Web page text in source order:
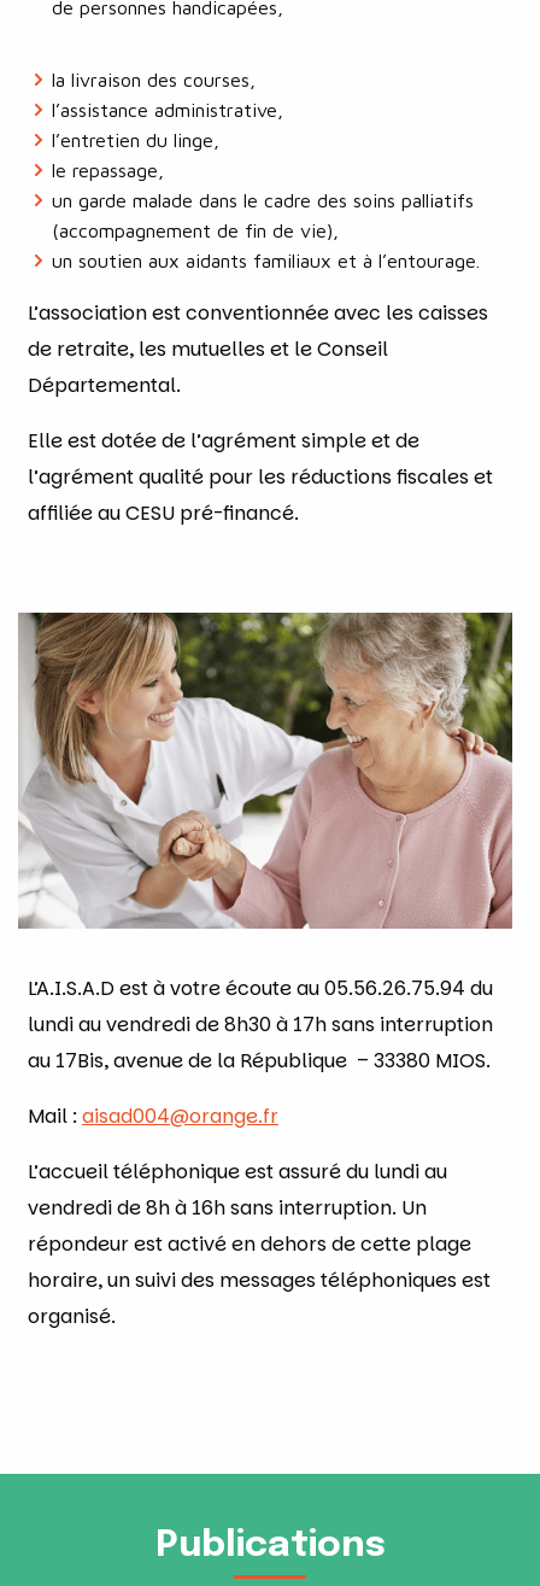
de personnes handicapées,
la livraison des courses,
l’assistance administrative,
l’entretien du linge,
le repassage,
un garde malade dans le cadre des soins palliatifs
(accompagnement de fin de vie),
un soutien aux aidants familiaux et à l’entourage.
L’association est conventionnée avec les caisses
de retraite, les mutuelles et le Conseil
Départemental.
Elle est dotée de l’agrément simple et de
l’agrément qualité pour les réductions fiscales et
affiliée au CESU pré-financé.
L’A.I.S.A.D est à votre écoute au 05.56.26.75.94 du
lundi au vendredi de 8h30 à 17h sans interruption
au 17Bis, avenue de la République – 33380 MIOS.
Mail : aisad004@orange.fr
L’accueil téléphonique est assuré du lundi au
vendredi de 8h à 16h sans interruption. Un
répondeur est activé en dehors de cette plage
horaire, un suivi des messages téléphoniques est
organisé.
Publications